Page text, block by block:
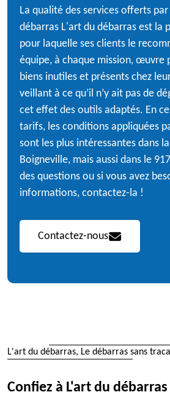
La qualité des services offerts par
débarras L'art du débarras est la
pour laquelle ses clients le
équipe, à chaque mission, œuvre
biens inutiles et présents chez
veillant à ce qu’il n’y ait pas de
cet effet des outils adaptés. En
tarifs, les conditions appliquées
sont les plus intéressantes dans
Boigneville, mais aussi dans le
des questions ou si vous avez
informations, contactez-la !
Contactez-nous
L'art du débarras, Le débarras sans
Confiez à L'art du